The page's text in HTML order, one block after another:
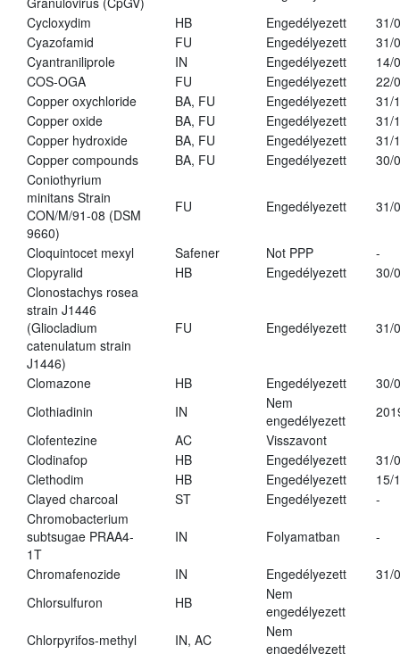
Cycloxydim
HB Engedélyezett
31/
Cyazofamid
FU Engedélyezett
31/
Cyantraniliprole
IN Engedélyezett
14/
COS-OGA
FU Engedélyezett
22/
Copper oxychloride
BA, FU Engedélyezett
31/
Copper oxide
BA, FU Engedélyezett
31/
Copper hydroxide
BA, FU Engedélyezett
31/
Copper compounds
BA, FU Engedélyezett
30/
Coniothyrium
minitans Strain
CON/M/91-08 (DSM
9660)
FU Engedélyezett 31/
Cloquintocet mexyl Safener Not PPP
-
Clopyralid
HB Engedélyezett
30/
Clonostachys rosea
strain J1446
(Gliocladium
catenulatum strain
J1446)
FU Engedélyezett 31/
Clomazone HB Engedélyezett
30/
Clothiadinin
IN
Nem
engedélyezett
Clofentezine
AC
Visszavont
Clodinafop
HB Engedélyezett
31/
Clethodim
HB Engedélyezett
15/
Clayed charcoal
ST Engedélyezett
-
Chromobacterium
subtsugae PRAA4-
1T
IN Folyamatban -
Chromafenozide IN Engedélyezett
31/
Chlorsulfuron
HB
Nem
engedélyezett
Chlorpyrifos-methyl
IN, AC
Nem
engedélyezett